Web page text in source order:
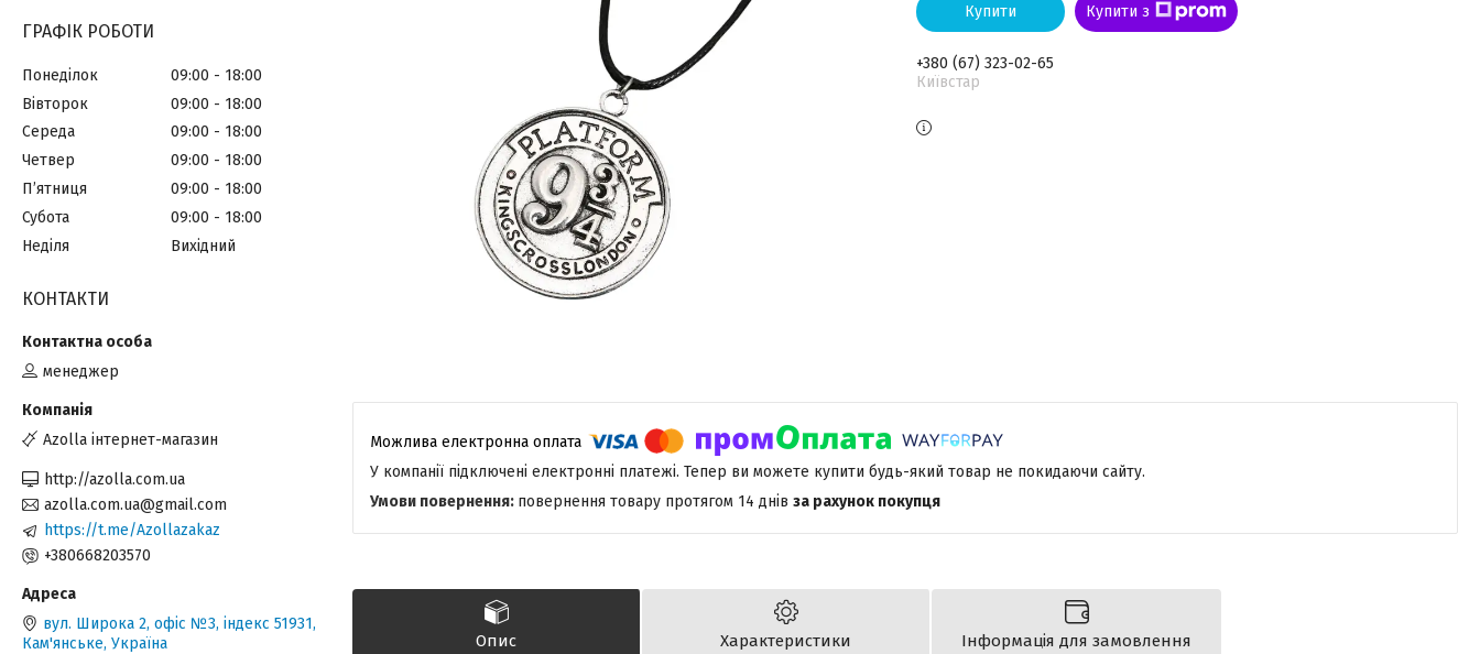
Купити Купити з
+380 (67) 323-02-65
Київстар
У компанії підключені електронні платежі. Тепер ви можете купити будь-який товар не покидаючи сайту.
повернення товару протягом 14 днів за рахунок покупця
Опис Характеристики Інформація для замовлення
ГРАФІК РОБОТИ
Понеділок 09:00
18:00
Вівторок
09:00
18:00
Середа
09:00
18:00
Четвер
09:00
18:00
Пʼятниця
09:00
18:00
Субота
09:00
18:00
Неділя
Вихідний
КОНТАКТИ
менеджер
Azolla інтернет-магазин
http://azolla.com.ua
azolla.com.ua@gmail.com
https://t.me/Azollazakaz
+380668203570
вул. Широка 2, офіс №3, індекс 51931,
Кам'янське, Україна